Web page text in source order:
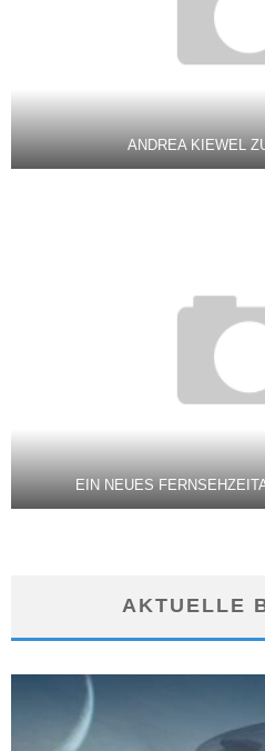
ANDREA KIEWEL
EIN NEUES
AKTUELLE